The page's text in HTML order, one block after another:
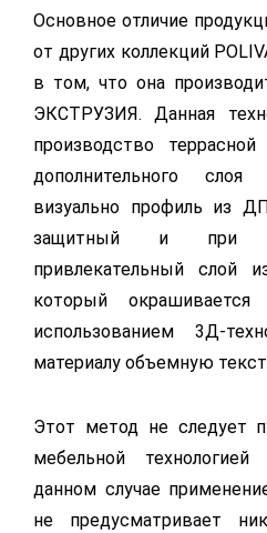
Основное отличие
от других коллекций
в том, что она
ЭКСТРУЗИЯ. Данная
производство
дополнительного
визуально профиль из
защитный и при
привлекательный слой
который
использованием 3Д-
материалу объемную
Этот метод не следует
мебельной
данном случае
не предусматривает